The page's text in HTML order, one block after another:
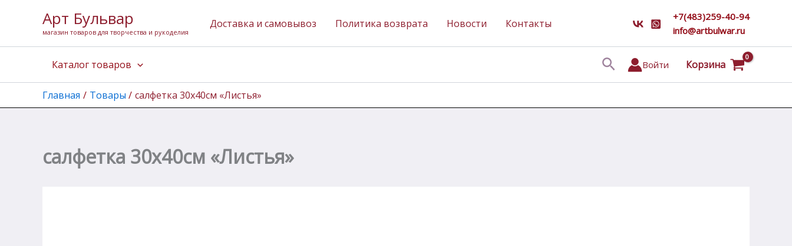
содержимому
Арт Бульвар
магазин товаров для творчества и рукоделия
Доставка и самовывоз Политика возврата Новости Контакты
+7(483)259-40-94
info@artbulwar.ru
Каталог товаров ПоискВойти Корзина
Главная Товары салфетка 30х40см «Листья»
салфетка 30х40см «Листья»
товара
салфетка
30х40см